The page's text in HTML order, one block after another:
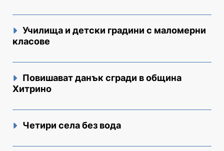
Училища и детски градини с маломерни
класове
Повишават данък сгради в община
Хитрино
Четири села без вода